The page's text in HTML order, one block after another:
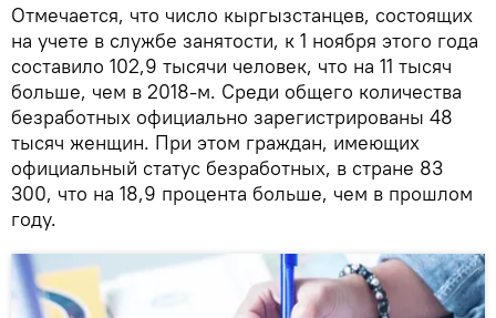
Отмечается, что число кыргызстанцев, состоящих
на учете в службе занятости, к 1 ноября этого года
составило 102,9 тысячи человек, что на 11 тысяч
больше, чем в 2018-м. Среди общего количества
безработных официально зарегистрированы 48
тысяч женщин. При этом граждан, имеющих
официальный статус безработных, в стране 83
300, что на 18,9 процента больше, чем в прошлом
году.